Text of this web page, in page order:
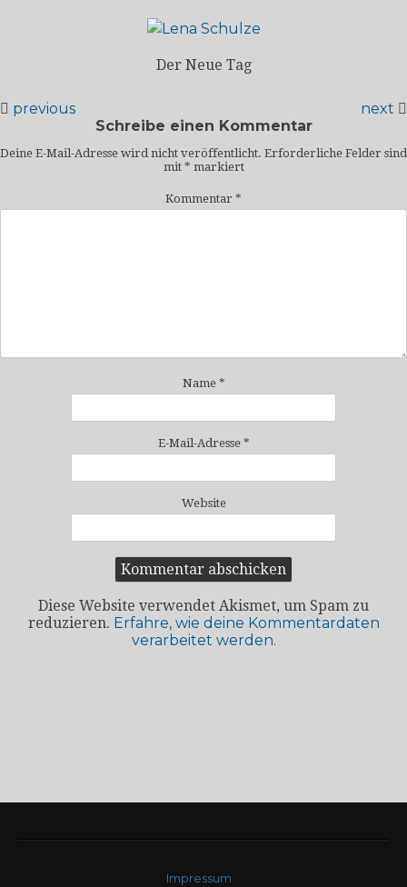
Der Neue Tag
previous
next
Schreibe einen Kommentar
Deine E-Mail-Adresse wird nicht veröffentlicht. Erforderliche Felder sind
mit * markiert
Kommentar *
Name *
E-Mail-Adresse *
Website
Diese Website verwendet Akismet, um Spam zu
reduzieren. Erfahre, wie deine Kommentardaten
verarbeitet werden.
Impressum